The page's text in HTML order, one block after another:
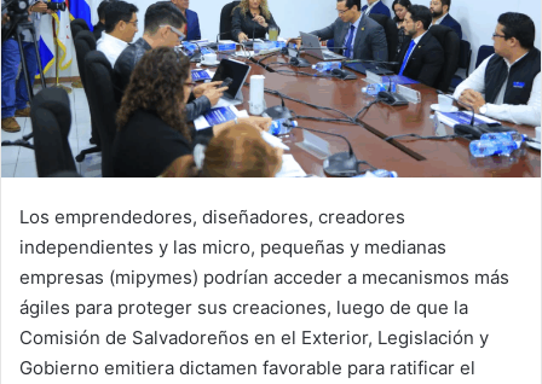
Los emprendedores, diseñadores, creadores
independientes y las micro, pequeñas y medianas
empresas (mipymes) podrían acceder a mecanismos más
ágiles para proteger sus creaciones, luego de que la
Comisión de Salvadoreños en el Exterior, Legislación y
Gobierno emitiera dictamen favorable para ratificar el